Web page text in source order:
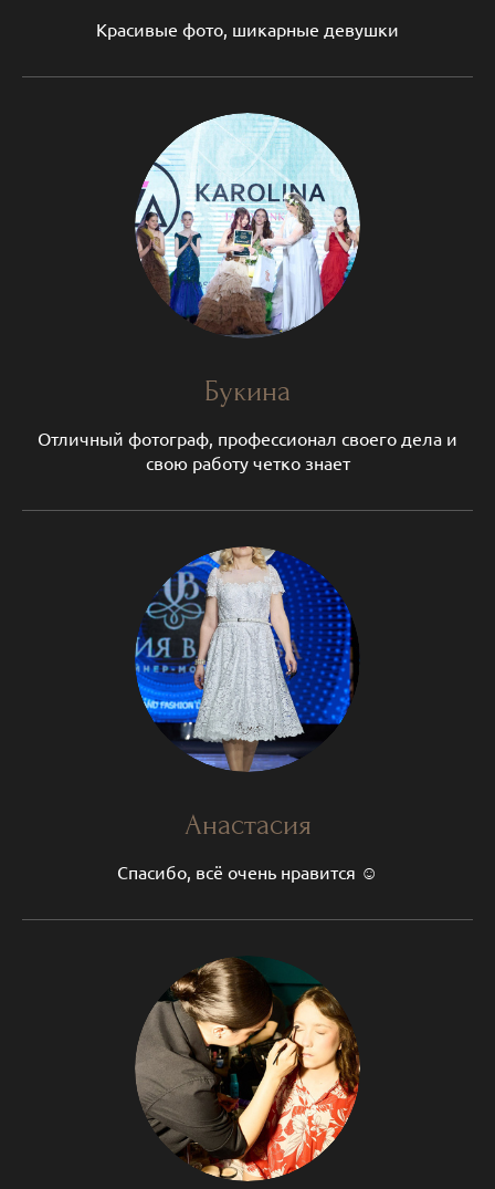
Красивые фото, шикарные девушки
Букина
Отличный фотограф, профессионал своего дела и
свою работу четко знает
Анастасия
Спасибо, всё очень нравится ☺️